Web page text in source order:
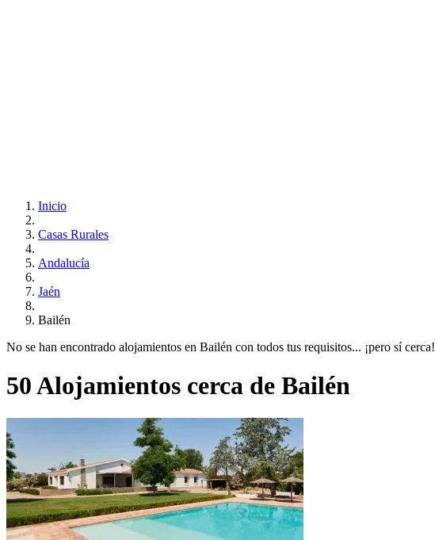
Inicio
Casas Rurales
Andalucía
Jaén
Bailén
No se han encontrado alojamientos en Bailén con todos tus requisitos... ¡pero sí cerca!
50 Alojamientos cerca de Bailén